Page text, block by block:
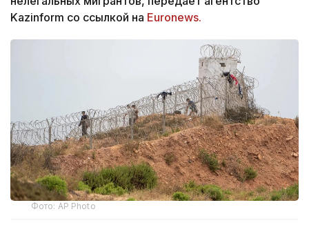
Kazinform со ссылкой на Euronews.
Фото: AP Photo